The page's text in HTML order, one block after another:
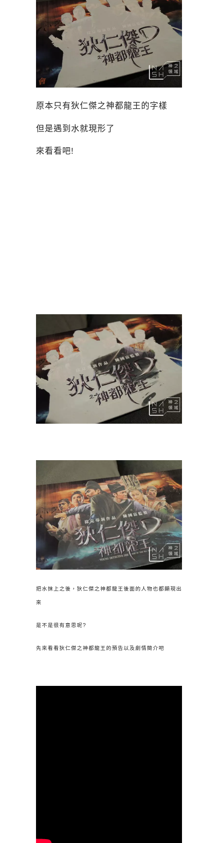
原本只有狄仁傑之神都龍王的字樣
但是遇到水就現形了
來看看吧!
把水抹上之後，狄仁傑之神都龍王後面的人物也都顯現出
來
是不是很有意思呢?
先來看看狄仁傑之神都龍王的預告以及劇情簡介吧